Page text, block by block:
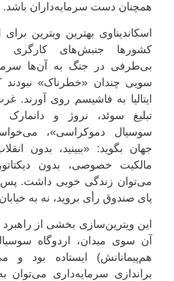
همچنان دست سرمایه‌داران باشد.
اسکاندیناوی بهترین ویترین برای
کشورها جنبش‌های کارگری
بی‌طرفی در جنگ به آن‌ها
سویی چندان «خطرناک» نبودند که
ایتالیا به فاشیسم روی آورند. غرب
تبلیغ سوئد، نروژ و دانمارک
سوسیال دموکراسی»،
جهان بگوید: «ببینید، بدون
مالکیت خصوصی، بدون دیکتاتوری
می‌توان زندگی خوبی داشت. پس
پای صندوق رأی بروید، نه به خیابان.»
این ویترین‌سازی بخشی از راهبرد
آن سوی میدان، اردوگاه
هم‌پیمانانش) ایستاده بود و
براندازی سرمایه‌داری می‌توان به